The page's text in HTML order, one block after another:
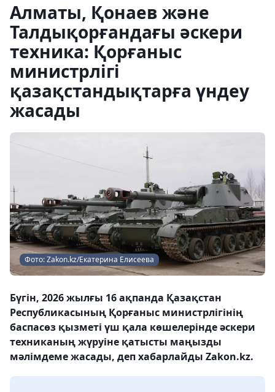
Алматы, Қонаев және
Талдықорғандағы әскери
техника: Қорғаныс
министрлігі
қазақстандықтарға үндеу
жасады
Фото: Zakon.kz/Екатерина Елисеева
Бүгін, 2026 жылғы 16 ақпанда Қазақстан
Республикасының Қорғаныс министрлігінің
баспасөз қызметі үш қала көшелерінде әскери
техниканың жүруіне қатысты маңызды
мәлімдеме жасады, деп хабарлайды Zakon.kz.